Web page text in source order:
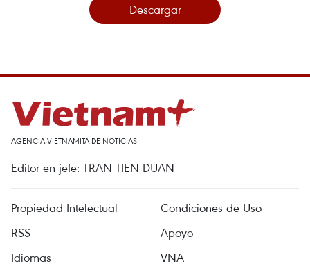
Descargar
AGENCIA VIETNAMITA DE NOTICIAS
Editor en jefe: TRAN TIEN DUAN
Propiedad Intelectual
Condiciones de Uso
RSS
Apoyo
Idiomas
VNA